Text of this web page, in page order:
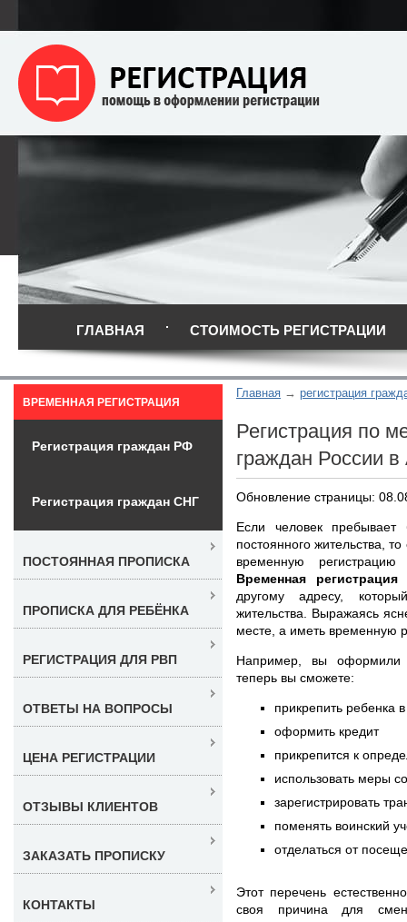
ГЛАВНАЯ СТОИМОСТЬ РЕГИСТРАЦИИ
Главная регистрация
Регистрация по
граждан России
Обновление страницы:
Если человек
постоянного жительства,
временную
Временная
другому адресу,
жительства. Выражаясь
месте, а иметь временную
Например, вы
теперь вы сможете:
прикрепить ребенка
оформить кредит
прикрепится к
использовать меры
зарегистрировать
поменять воинский
отделаться от
Этот перечень
своя причина для
ВРЕМЕННАЯ РЕГИСТРАЦИЯ
Регистрация граждан РФ
Регистрация граждан СНГ
ПОСТОЯННАЯ ПРОПИСКА
ПРОПИСКА ДЛЯ РЕБЁНКА
РЕГИСТРАЦИЯ ДЛЯ РВП
ОТВЕТЫ НА ВОПРОСЫ
ЦЕНА РЕГИСТРАЦИИ
ОТЗЫВЫ КЛИЕНТОВ
ЗАКАЗАТЬ ПРОПИСКУ
КОНТАКТЫ